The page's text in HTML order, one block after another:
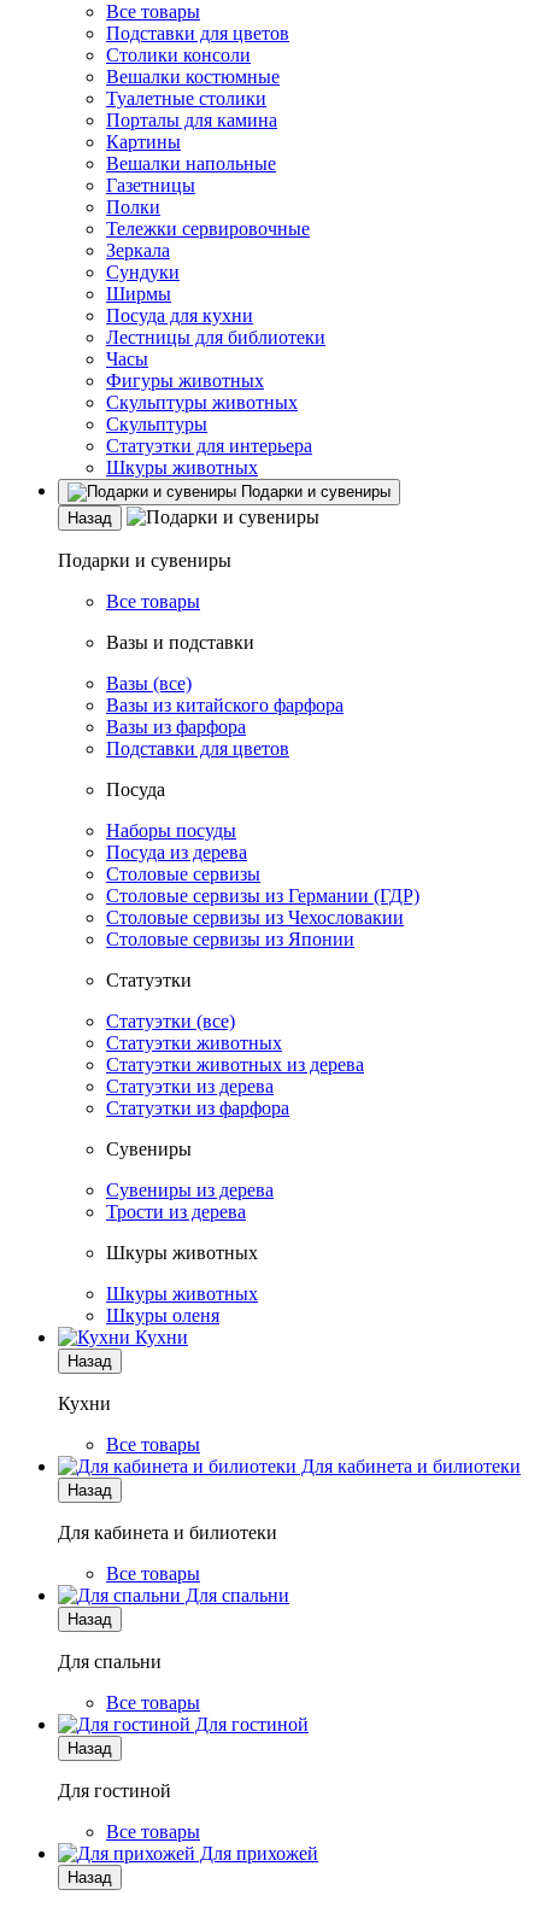
Все товары
Подставки для цветов
Столики консоли
Вешалки костюмные
Туалетные столики
Порталы для камина
Картины
Вешалки напольные
Газетницы
Полки
Тележки сервировочные
Зеркала
Сундуки
Ширмы
Посуда для кухни
Лестницы для библиотеки
Часы
Фигуры животных
Скульптуры животных
Скульптуры
Статуэтки для интерьера
Шкуры животных
Подарки и сувениры
Назад
Подарки и сувениры
Все товары
Вазы и подставки
Вазы (все)
Вазы из китайского фарфора
Вазы из фарфора
Подставки для цветов
Посуда
Наборы посуды
Посуда из дерева
Столовые сервизы
Столовые сервизы из Германии (ГДР)
Столовые сервизы из Чехословакии
Столовые сервизы из Японии
Статуэтки
Статуэтки (все)
Статуэтки животных
Статуэтки животных из дерева
Статуэтки из дерева
Статуэтки из фарфора
Сувениры
Сувениры из дерева
Трости из дерева
Шкуры животных
Шкуры животных
Шкуры оленя
Кухни
Назад
Кухни
Все товары
Для кабинета и билиотеки
Назад
Для кабинета и билиотеки
Все товары
Для спальни
Назад
Для спальни
Все товары
Для гостиной
Назад
Для гостиной
Все товары
Для прихожей
Назад